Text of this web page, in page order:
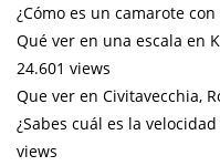
¿Cómo es un camarote
Qué ver en una escala en
24.601 views
Que ver en Civitavecchia,
¿Sabes cuál es la
views